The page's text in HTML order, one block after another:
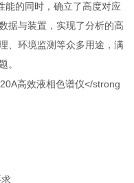
能的同时，确立了高度对应
据与装置，实现了分析的高
、环境监测等众多用途，满
。